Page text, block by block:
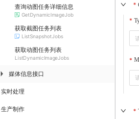
查询动图任务详细信息
GetDynamicImageJob
获取截图任务列表
ListSnapshotJobs
获取动图任务列表
ListDynamicImageJobs
▶ 媒体信息接口
实时处理
生产制作